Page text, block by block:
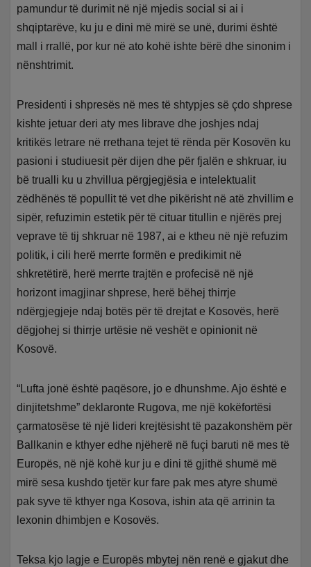
pamundur të durimit në një mjedis social si ai i
shqiptarëve, ku ju e dini më mirë se unë, durimi është
mall i rrallë, por kur në ato kohë ishte bërë dhe sinonim i
nënshtrimit.
Presidenti i shpresës në mes të shtypjes së çdo shprese
kishte jetuar deri aty mes librave dhe joshjes ndaj
kritikës letrare në rrethana tejet të rënda për Kosovën ku
pasioni i studiuesit për dijen dhe për fjalën e shkruar, iu
bë trualli ku u zhvillua përgjegjësia e intelektualit
zëdhënës të popullit të vet dhe pikërisht në atë zhvillim e
sipër, refuzimin estetik për të cituar titullin e njërës prej
veprave të tij shkruar në 1987, ai e ktheu në një refuzim
politik, i cili herë merrte formën e predikimit në
shkretëtirë, herë merrte trajtën e profecisë në një
horizont imagjinar shprese, herë bëhej thirrje
ndërgjegjeje ndaj botës për të drejtat e Kosovës, herë
dëgjohej si thirrje urtësie në veshët e opinionit në
Kosovë.
“Lufta jonë është paqësore, jo e dhunshme. Ajo është e
dinjitetshme” deklaronte Rugova, me një kokëfortësi
çarmatosëse të një lideri krejtësisht të pazakonshëm për
Ballkanin e kthyer edhe njëherë në fuçi baruti në mes të
Europës, në një kohë kur ju e dini të gjithë shumë më
mirë sesa kushdo tjetër kur fare pak mes atyre shumë
pak syve të kthyer nga Kosova, ishin ata që arrinin ta
lexonin dhimbjen e Kosovës.
Teksa kjo lagje e Europës mbytej nën renë e gjakut dhe